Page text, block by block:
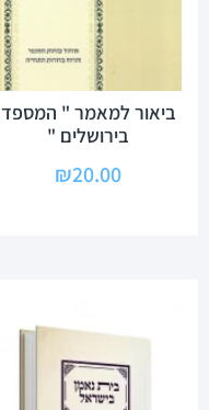
ביאור למאמר " המספד
בירושלים "
₪20.00